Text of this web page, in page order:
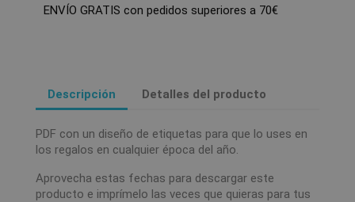
ENVÍO GRATIS con pedidos superiores a 70€
Descripción Detalles del producto
PDF con un diseño de etiquetas para que lo uses en
los regalos en cualquier época del año.
Aprovecha estas fechas para descargar este
producto e imprímelo las veces que quieras para tus